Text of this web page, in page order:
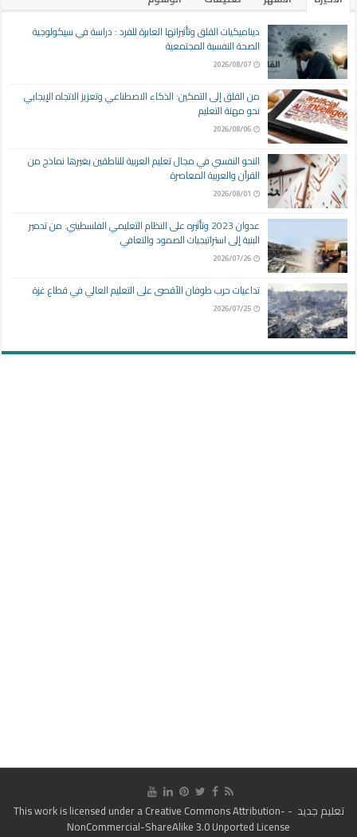
ديناميكيات القلق وتأثيراتها العابرة للفرد : دراسة في سيكولوجية
الصحة النفسية المجتمعية
2026/08/07
من القلق إلى التمكين: الذكاء الاصطناعي وتعزيز الاتجاه الإيجابي
نحو مهنة التعليم
2026/08/06
النحو النفسي في مجال تعليم العربية للناطقين بغيرها نماذج من
القرآن والعربية المعاصرة
2026/08/01
عدوان 2023 وتأثيره على النظام التعليمي الفلسطيني: من تدمير
البنية إلى استراتيجيات الصمود والتعافي
2026/07/26
تداعيات حرب طوفان الأقصى على التعليم العالي في قطاع غزة
2026/07/25
تعليم جديد - This work is licensed under a
Creative Commons Attribution-
NonCommercial-ShareAlike 3.0 Unported License